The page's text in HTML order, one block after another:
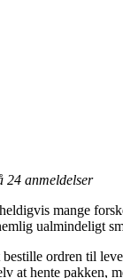
24 anmeldelser
mange
ualmindeligt
ordren til
at hente pakken,